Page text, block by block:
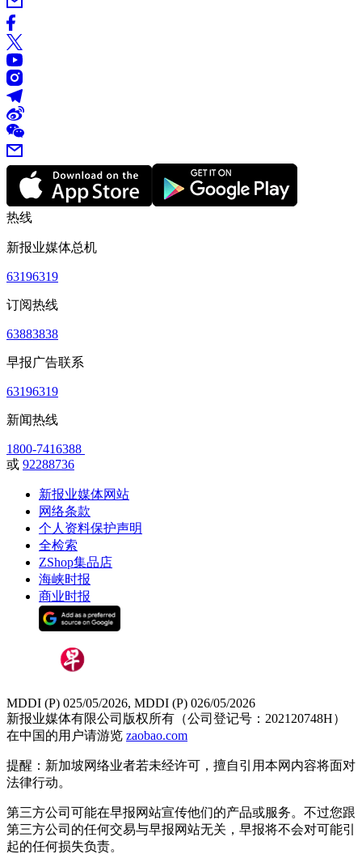
热线
新报业媒体总机
63196319
订阅热线
63883838
早报广告联系
63196319
新闻热线
1800-7416388
或 92288736
新报业媒体网站
网络条款
个人资料保护声明
全检索
ZShop集品店
海峡时报
商业时报
MDDI (P) 025/05/2026, MDDI (P) 026/05/2026
新报业媒体有限公司版权所有（公司登记号：202120748H）
在中国的用户请游览 zaobao.com
提醒：新加坡网络业者若未经许可，擅自引用本网内容将面对
法律行动。
第三方公司可能在早报网站宣传他们的产品或服务。不过您跟
第三方公司的任何交易与早报网站无关，早报将不会对可能引
起的任何损失负责。